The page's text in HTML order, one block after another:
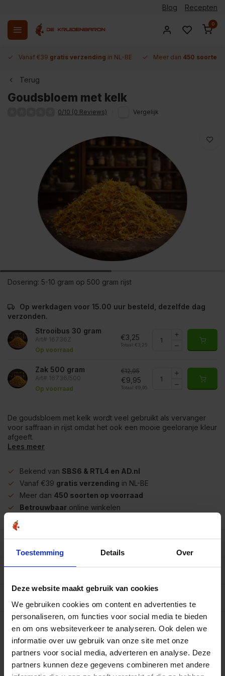
Toestemming Details Over
Deze website maakt gebruik van cookies
We gebruiken cookies om content en advertenties te
personaliseren, om functies voor social media te bieden
en om ons websiteverkeer te analyseren. Ook delen we
informatie over uw gebruik van onze site met onze
partners voor social media, adverteren en analyse. Deze
partners kunnen deze gegevens combineren met andere
Blog Recepten
0
Vanaf €39 gratis verzending in NL-BE Meer dan 450 soorten
Terug
Goudsbloem met kelk
0/10 (0 Reviews) Vergelijk
Dosering: 5-10 gram op 500 gram rijst
Op werkdagen voor 15.00 uur besteld, dezelfde dag
verzonden.
Strooibus 30 gram
Art# 16736Z
Op voorraad
€3,25
Totaal: €3,25
Zak 500 gram
Art# 16736/500
Op voorraad
€12,95
€9,95
Totaal: €9,95
De goudsbloem met kelk wordt veel gebruikt als vervanger
voor saffraan in rijst omdat het ook een mooie geeloranje kleur
afgeeft.
Lees meer
Bekend van SBS6 & RTL4 en AD.nl
Vanaf €39 gratis verzending in NL-BE
Meer dan 450 soorten op voorraad
Betrouwbaar online winkelen
Reviews
Op werkdagen voor 15.00 uur besteld, dezelfde dag
verzonden.
Strooibus 30 gram
Totaal:€3,25